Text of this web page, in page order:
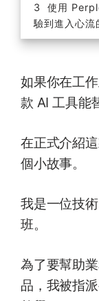
使用
驗到進入心流
如果你在工
款 AI 工具能
在正式介紹
個小故事。
我是一位技
班。
為了要幫助
品，我被指